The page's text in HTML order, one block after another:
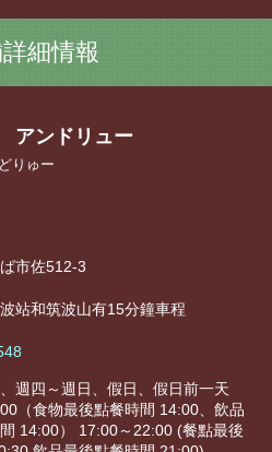
細情報
アンドリュー
りゅー
市佐512-3
站和筑波山有15分鐘車程
週四～週日、假日、假日前一天
（食物最後點餐時間 14:00、飲品
14:00） 17:00～22:00 (餐點最後